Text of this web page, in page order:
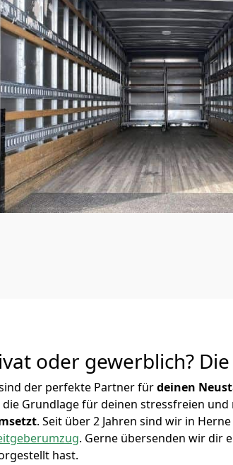
oder gewerblich?
der perfekte Partner fürdeinen
die Grundlage für deinen stressfreien
. Seit über 2 Jahren sind wir in
. Gerne übersenden wir dir
hast.